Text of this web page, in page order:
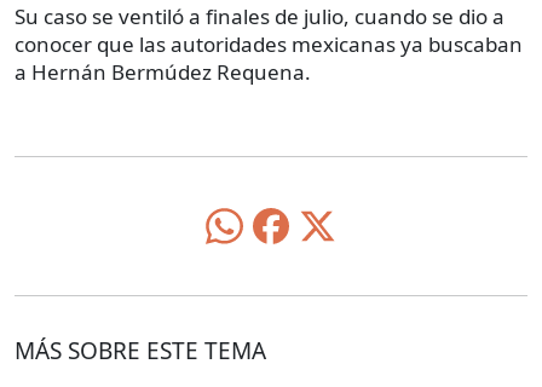
Su caso se ventiló a finales de julio, cuando se dio a
conocer que las autoridades mexicanas ya buscaban
a Hernán Bermúdez Requena.
MÁS SOBRE ESTE TEMA